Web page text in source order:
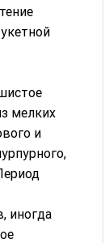
мелких
и
иногда